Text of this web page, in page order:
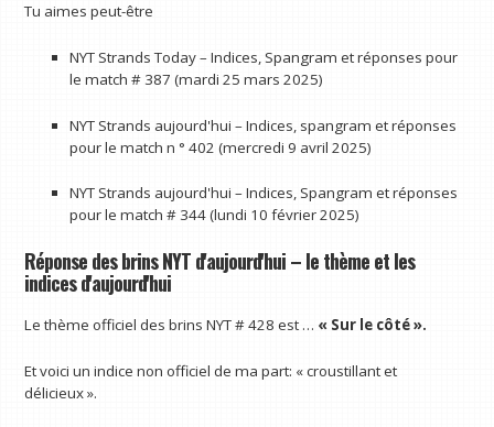
Tu aimes peut-être
NYT Strands Today – Indices, Spangram et réponses pour
le match # 387 (mardi 25 mars 2025)
NYT Strands aujourd'hui – Indices, spangram et réponses
pour le match n ° 402 (mercredi 9 avril 2025)
NYT Strands aujourd'hui – Indices, Spangram et réponses
pour le match # 344 (lundi 10 février 2025)
Réponse des brins NYT d'aujourd'hui – le thème et les
indices d'aujourd'hui
Le thème officiel des brins NYT # 428 est … « Sur le côté ».
Et voici un indice non officiel de ma part: « croustillant et
délicieux ».